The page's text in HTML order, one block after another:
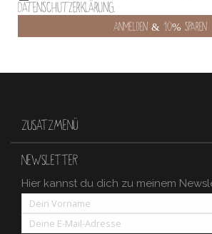
Datenschutzerklärung.
ZUSATZMENÜ
NEWSLETTER
Hier kannst du dich zu meinem